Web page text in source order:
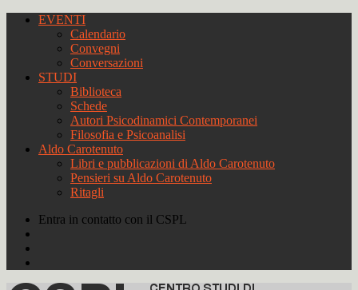
EVENTI
Calendario
Convegni
Conversazioni
STUDI
Biblioteca
Schede
Autori Psicodinamici Contemporanei
Filosofia e Psicoanalisi
Aldo Carotenuto
Libri e pubblicazioni di Aldo Carotenuto
Pensieri su Aldo Carotenuto
Ritagli
Entra in contatto con il CSPL